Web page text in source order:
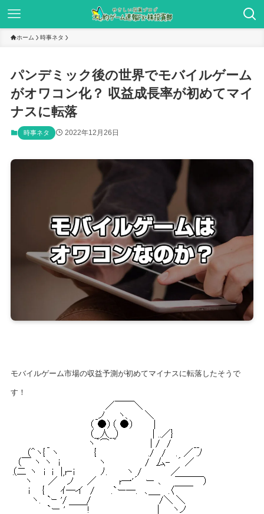
ホーム 時事ネタ
パンデミック後の世界でモバイルゲーム
がオワコン化？ 収益成長率が初めてマイ
ナスに転落
時事ネタ 2022年12月26日
モバイルゲーム市場の収益予測が初めてマイナスに転落したそうで
す！